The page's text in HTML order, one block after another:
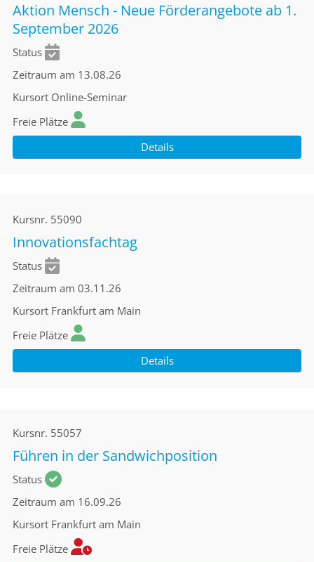
Aktion Mensch - Neue Förderangebote ab 1.
September 2026
Status
Zeitraum am 13.08.26
Kursort Online-Seminar
Freie Plätze
Details
Kursnr. 55090
Innovationsfachtag
Status
Zeitraum am 03.11.26
Kursort Frankfurt am Main
Freie Plätze
Details
Kursnr. 55057
Führen in der Sandwichposition
Status
Zeitraum am 16.09.26
Kursort Frankfurt am Main
Freie Plätze